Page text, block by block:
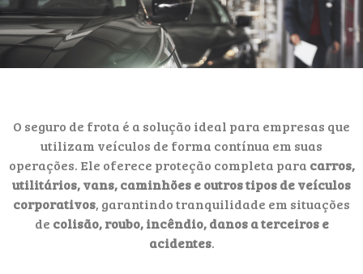
O seguro de frota é a solução ideal para empresas que
utilizam veículos de forma contínua em suas
operações. Ele oferece proteção completa para carros,
utilitários, vans, caminhões e outros tipos de veículos
corporativos, garantindo tranquilidade em situações
de colisão, roubo, incêndio, danos a terceiros e
acidentes.